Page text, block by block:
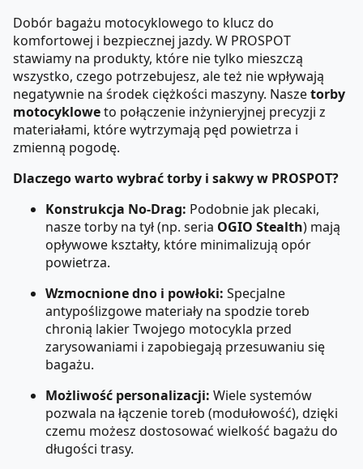
Dobór bagażu motocyklowego to klucz do
komfortowej i bezpiecznej jazdy. W PROSPOT
stawiamy na produkty, które nie tylko mieszczą
wszystko, czego potrzebujesz, ale też nie wpływają
negatywnie na środek ciężkości maszyny. Naszetorby
motocykloweto połączenie inżynieryjnej precyzji z
materiałami, które wytrzymają pęd powietrza i
zmienną pogodę.
Dlaczego warto wybrać torby i sakwy w PROSPOT?
Konstrukcja No-Drag: Podobnie jak plecaki,
nasze torby na tył (np. seria OGIO Stealth) mają
opływowe kształty, które minimalizują opór
powietrza.
Wzmocnione dno i powłoki: Specjalne
antypoślizgowe materiały na spodzie toreb
chronią lakier Twojego motocykla przed
zarysowaniami i zapobiegają przesuwaniu się
bagażu.
Możliwość personalizacji: Wiele systemów
pozwala na łączenie toreb (modułowość), dzięki
czemu możesz dostosować wielkość bagażu do
długości trasy.